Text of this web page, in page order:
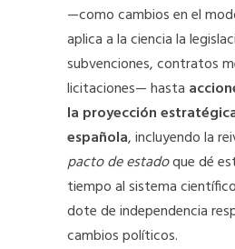
—como cambios en el
aplica a la ciencia la
subvenciones, contratos
licitaciones— hasta
la proyección
española, incluyendo la
pacto de estadoque dé
tiempo al sistema
dote de independencia
cambios políticos.